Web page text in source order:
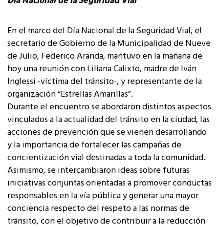
En el marco del Día Nacional de la Seguridad Vial, el
secretario de Gobierno de la Municipalidad de Nueve
de Julio, Federico Aranda, mantuvo en la mañana de
hoy una reunión con Liliana Calixto, madre de Iván
Inglessi -víctima del tránsito-, y representante de la
organización “Estrellas Amarillas”.
Durante el encuentro se abordaron distintos aspectos
vinculados a la actualidad del tránsito en la ciudad, las
acciones de prevención que se vienen desarrollando
y la importancia de fortalecer las campañas de
concientización vial destinadas a toda la comunidad.
Asimismo, se intercambiaron ideas sobre futuras
iniciativas conjuntas orientadas a promover conductas
responsables en la vía pública y generar una mayor
conciencia respecto del respeto a las normas de
tránsito, con el objetivo de contribuir a la reducción